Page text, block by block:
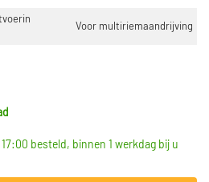
Voor multiriemaandrijving
besteld, binnen 1 werkdag bij u